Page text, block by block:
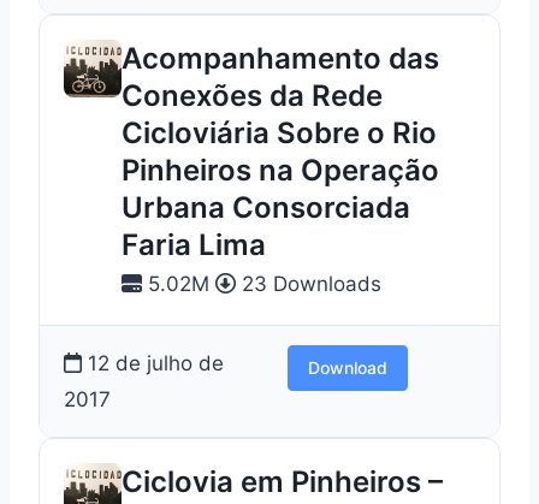
Acompanhamento das
Conexões da Rede
Cicloviária Sobre o Rio
Pinheiros na Operação
Urbana Consorciada
Faria Lima
5.02M 23 Downloads
12 de julho de
2017
Download
Ciclovia em Pinheiros –